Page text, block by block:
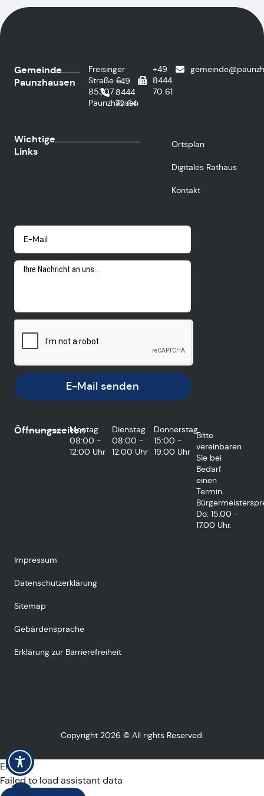
Gemeinde
Paunzhausen
Freisinger
Straße 6
85307
Paunzhausen
+49
8444
72 64
+49
8444
70 61
Wichtige
Links
Ortsplan
Digitales Rathaus
Kontakt
E-Mail senden
Öffnungszeiten
Montag
08:00 -
12:00 Uhr
Dienstag
08:00 -
12:00 Uhr
Donnerstag
15:00 -
19:00 Uhr
Bitte
vereinbaren
Sie bei
Bedarf
einen
Termin.
Do: 15.00 -
17.00 Uhr.
Impressum
Datenschutzerklärung
Sitemap
Gebärdensprache
Erklärung zur Barrierefreiheit
Copyright 2026 © All rights Reserved.
Error
Failed to load assistant data